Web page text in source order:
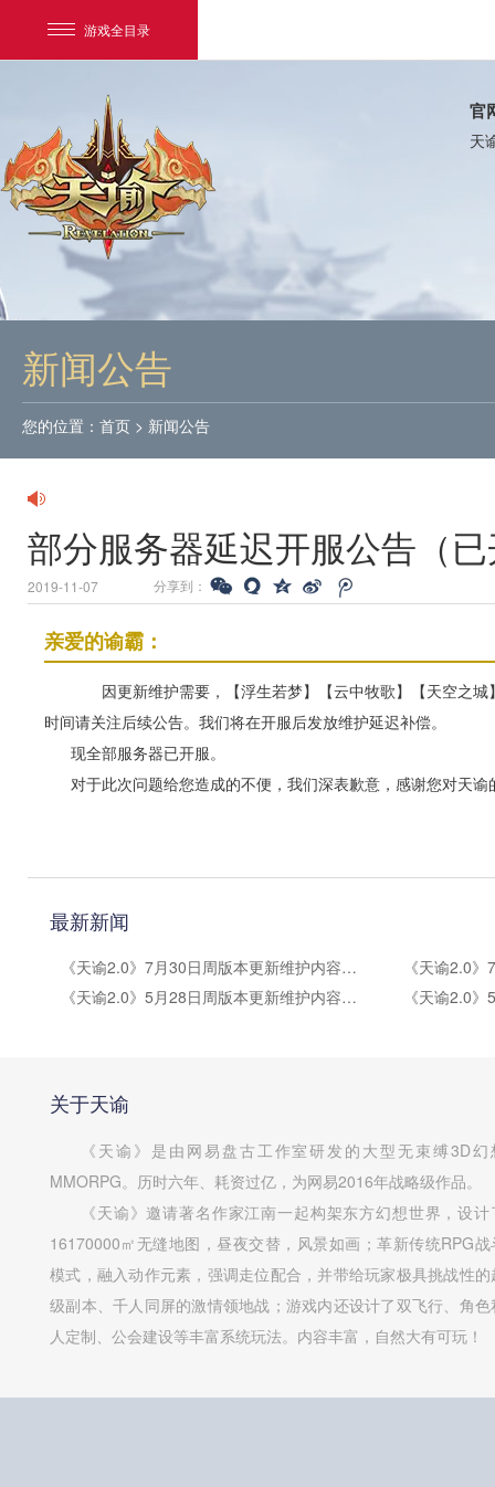
游戏全目录
网易游戏
我的足迹：
官
天
新闻公告
您的位置： 首页 > 新闻公告
部分服务器延迟开服公告（
2019-11-07 分享到：
亲爱的谕霸：
因更新维护需要，【浮生若梦】【云中牧歌】【天空之城
时间请关注后续公告。我们将在开服后发放维护延迟补偿。
现全部服务器已开服。
对于此次问题给您造成的不便，我们深表歉意，感谢您对天谕
最新新闻
《天谕2.0》7月30日周版本更新维护内容公告
《天谕2.0》5月28日周版本更新维护内容公告
关于天谕
《天谕》是由网易盘古工作室研发的大型无束缚3D幻
MMORPG。历时六年、耗资过亿，为网易2016年战略级作品。
《天谕》邀请著名作家江南一起构架东方幻想世界，设计
16170000㎡无缝地图，昼夜交替，风景如画；革新传统RPG战
模式，融入动作元素，强调走位配合，并带给玩家极具挑战性的
级副本、千人同屏的激情领地战；游戏内还设计了双飞行、角色
人定制、公会建设等丰富系统玩法。内容丰富，自然大有可玩！